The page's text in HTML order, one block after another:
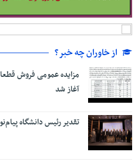
از خاوران چه خبر؟
مزایده عمومی فروش
آغاز شد
تقدیر رئیس دانشگاه